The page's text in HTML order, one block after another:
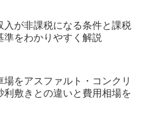
入が非課税になる条件と課税
準をわかりやすく解説
場をアスファルト・コンクリ
利敷きとの違いと費用相場を